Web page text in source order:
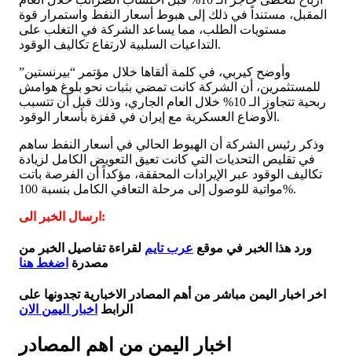
المقبل، مستنداً في ذلك إلى هبوط أسعار النفط واستمرار قوة
مستويات الطلب، مما يساعد الشركة في التغلب على
التداعيات السلبية لارتفاع تكاليف الوقود.
وأوضح كيربي، في كلمة ألقاها خلال مؤتمر “بيرنستين”
للمستثمرين، أن الشركة كانت تمضي بثبات نحو بلوغ هوامش
ربحية تتجاوز الـ 10% خلال العام الجاري، وذلك قبل أن تتسبب
الأوضاع العسكرية مع إيران في قفزة بأسعار الوقود.
وذكر رئيس الشركة أن الهبوط الحالي في أسعار النفط ساهم
في تقليص التحديات التي كانت تعيق التعويض الكامل لزيادة
تكاليف الوقود عبر الإيرادات المحققة، مؤكداً أن الفرصة باتت
مواتية للوصول إلى مرحلة التعافي الكامل بنسبة 100%.
ارسال الخبر الى:
ورد هذا الخبر في موقع عرب تايم لقراءة تفاصيل الخبر من
مصدرة اضغط هنا
اخر اخبار اليمن مباشر من أهم المصادر الاخبارية تجدونها على
الرابط اخبار اليمن الان
اخبار اليمن من اهم المصادر